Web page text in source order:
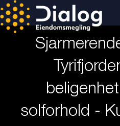
solforhold -